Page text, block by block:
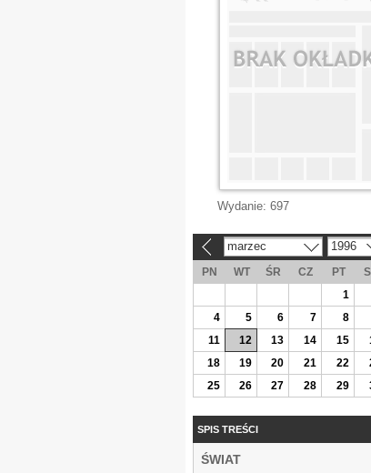
Wydanie: 697
marzec 1996
PN WT ŚR CZ PT
1
4
5 6 7 8
11
12 13 14 15
18
19 20 21 22
25
26 27 28 29
SPIS TREŚCI
ŚWIAT